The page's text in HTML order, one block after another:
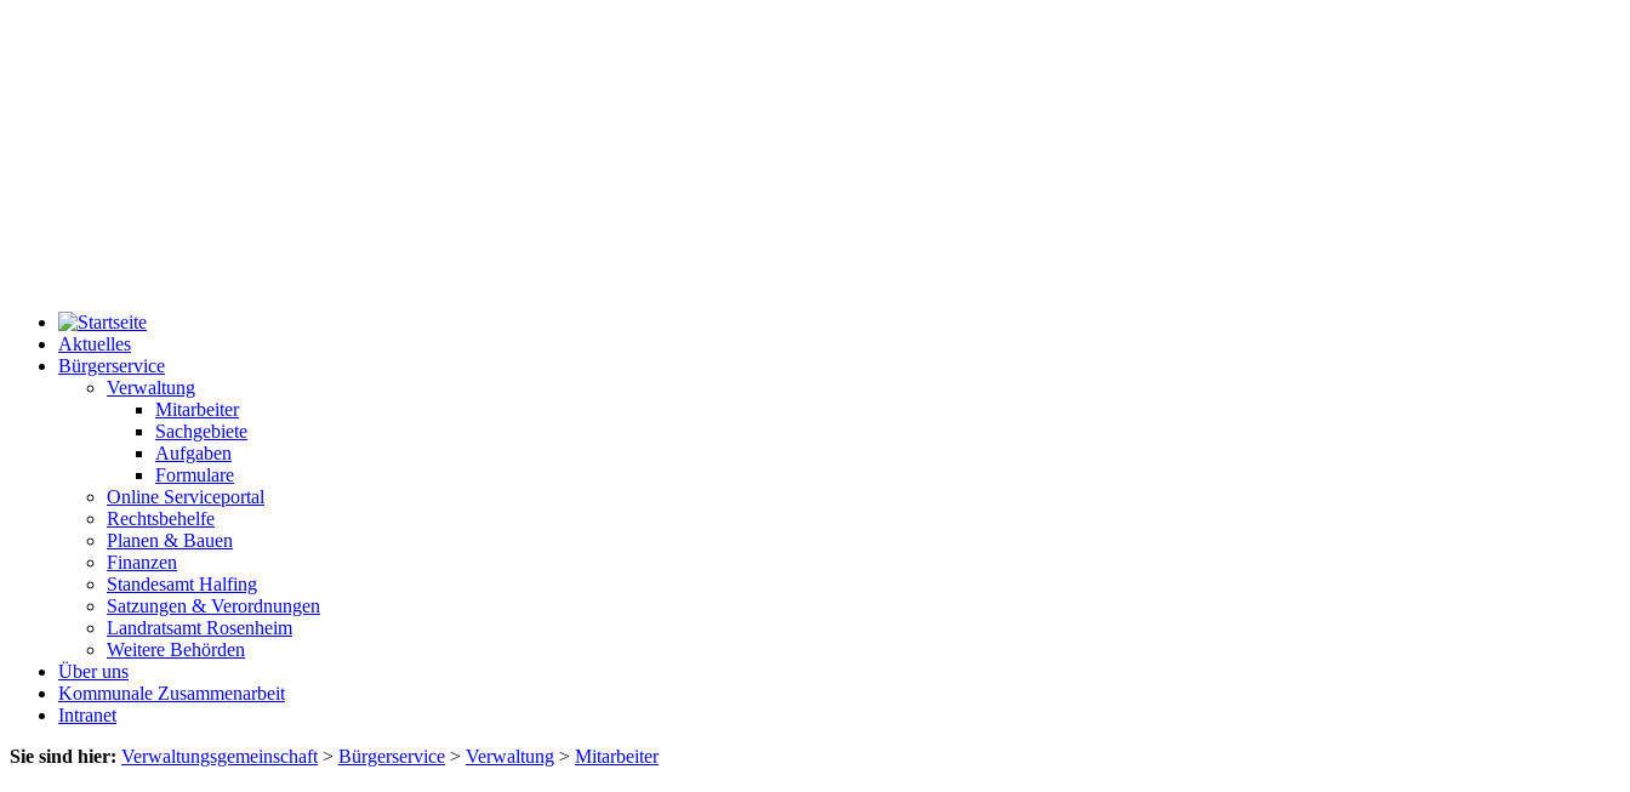
Aktuelles
Bürgerservice
Verwaltung
Mitarbeiter
Sachgebiete
Aufgaben
Formulare
Online Serviceportal
Rechtsbehelfe
Planen & Bauen
Finanzen
Standesamt Halfing
Satzungen & Verordnungen
Landratsamt Rosenheim
Weitere Behörden
Über uns
Kommunale Zusammenarbeit
Intranet
Sie sind hier: Verwaltungsgemeinschaft > Bürgerservice > Verwaltung > Mitarbeiter